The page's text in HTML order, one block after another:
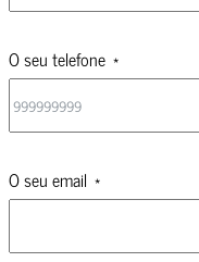
O seu telefone
O seu email